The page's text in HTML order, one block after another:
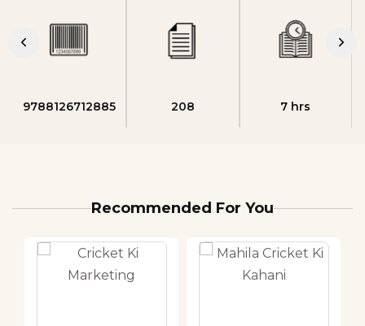
9788126712885 208 7 hrs
Recommended For You